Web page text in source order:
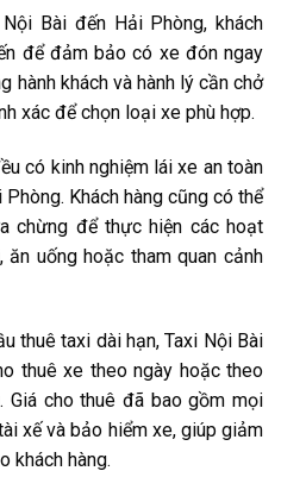
Bài đến Hải Phòng, khách
để đảm bảo có xe đón ngay
hành khách và hành lý cần chở
xác để chọn loại xe phù hợp.
có kinh nghiệm lái xe an toàn
Khách hàng cũng có thể
chừng để thực hiện các hoạt
uống hoặc tham quan cảnh
thuê taxi dài hạn, Taxi Nội Bài
thuê xe theo ngày hoặc theo
Giá cho thuê đã bao gồm mọi
xế và bảo hiểm xe, giúp giảm
khách hàng.